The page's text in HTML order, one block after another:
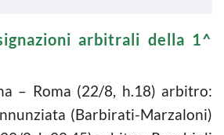
arbitrali della 1^
– Roma (22/8, h.18) arbitro:
(Barbirati-Marzaloni)